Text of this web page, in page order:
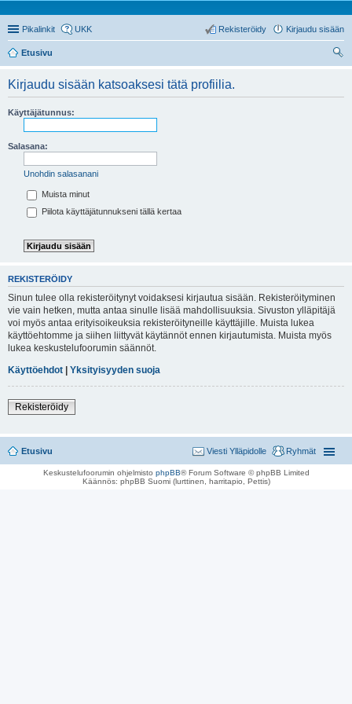
Pikalinkit UKK Kirjaudu sisään
Rekisteröidy
Etusivu
Kirjaudu sisään katsoaksesi tätä profiilia.
Käyttäjätunnus:
Salasana:
Unohdin salasanani
Muista minut
Piilota käyttäjätunnukseni tällä kertaa
REKISTERÖIDY
Sinun tulee olla rekisteröitynyt voidaksesi kirjautua sisään. Rekisteröityminen
vie vain hetken, mutta antaa sinulle lisää mahdollisuuksia. Sivuston ylläpitäjä
voi myös antaa erityisoikeuksia rekisteröityneille käyttäjille. Muista lukea
käyttöehtomme ja siihen liittyvät käytännöt ennen kirjautumista. Muista myös
lukea keskustelufoorumin säännöt.
Käyttöehdot | Yksityisyyden suoja
Rekisteröidy
Etusivu Ryhmät
Viesti Ylläpidolle
Keskustelufoorumin ohjelmisto phpBB® Forum Software © phpBB Limited
Käännös: phpBB Suomi (lurttinen, harritapio, Pettis)